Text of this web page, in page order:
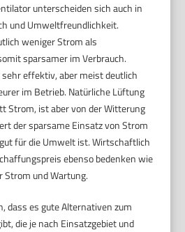
unterscheiden sich auch in
und Umweltfreundlichkeit.
weniger Strom als
sparsamer im Verbrauch.
effektiv, aber meist deutlich
im Betrieb. Natürliche Lüftung
Strom, ist aber von der Witterung
der sparsame Einsatz von Strom
für die Umwelt ist. Wirtschaftlich
ebenso bedenken wie
Strom und Wartung.
dass es gute Alternativen zum
die je nach Einsatzgebiet und